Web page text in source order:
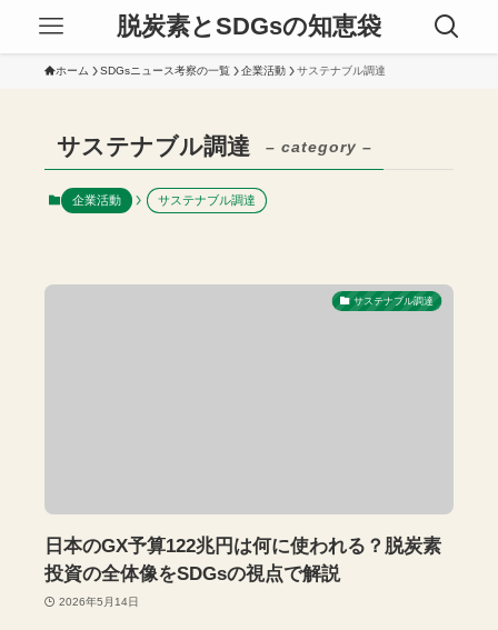
脱炭素とSDGsの知恵袋
ホーム SDGsニュース考察の一覧 企業活動 サステナブル調達
サステナブル調達 – category –
企業活動 サステナブル調達
サステナブル調達
日本のGX予算122兆円は何に使われる？脱炭素
投資の全体像をSDGsの視点で解説
2026年5月14日